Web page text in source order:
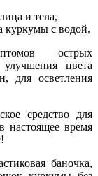
и тела,
куркумы с водой.
острых
цвета
для осветления
средство для
настоящее время
баночка,